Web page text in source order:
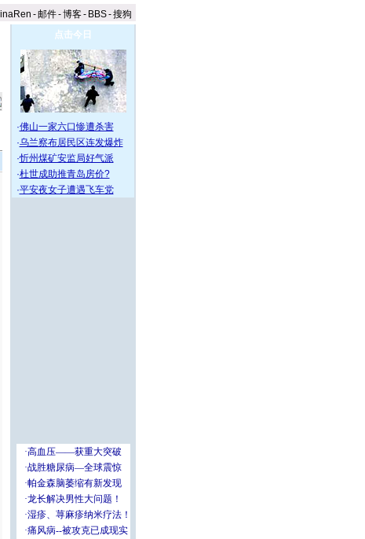
-邮件-博客- BBS-搜狗
点击今日
·佛山一家六口惨遭杀害
·乌兰察布居民区连发爆炸
·忻州煤矿安监局好气派
·杜世成助推青岛房价?
·平安夜女子遭遇飞车党